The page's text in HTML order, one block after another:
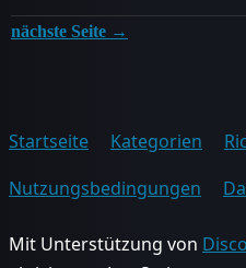
nächste Seite →
Startseite Kategorien
Nutzungsbedingungen
Mit Unterstützung von